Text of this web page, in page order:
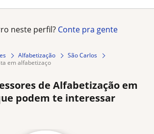
neste perfil? Conte pra gente
Alfabetização
São Carlos
em alfabetizaço
de Alfabetização em
podem te interessar